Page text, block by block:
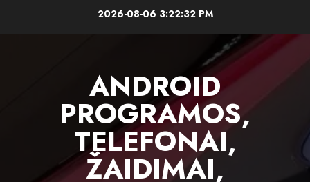
2026-08-06 3:22:32 PM
ANDROID
PROGRAMOS,
TELEFONAI,
ŽAIDIMAI,